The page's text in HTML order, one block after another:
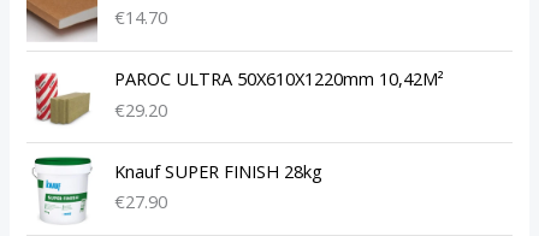
€14.70
PAROC ULTRA 50X610X1220mm 10,42M²
€29.20
Knauf SUPER FINISH 28kg
€27.90